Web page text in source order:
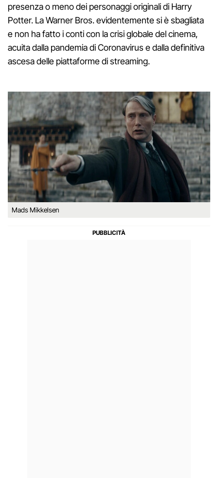
presenza o meno dei personaggi originali di Harry
Potter. La Warner Bros. evidentemente si è sbagliata
e non ha fatto i conti con la crisi globale del cinema,
acuita dalla pandemia di Coronavirus e dalla definitiva
ascesa delle piattaforme di streaming.
Mads Mikkelsen